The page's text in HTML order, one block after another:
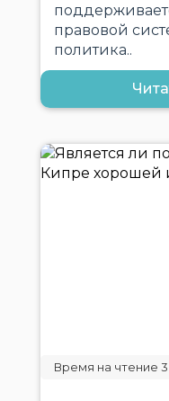
правовой
политика..